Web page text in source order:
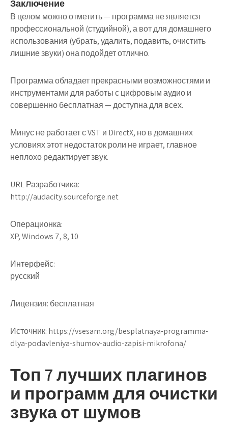
Заключение
В целом можно отметить — программа не является
профессиональной (студийной), а вот для домашнего
использования (убрать, удалить, подавить, очистить
лишние звуки) она подойдет отлично.
Программа обладает прекрасными возможностями и
инструментами для работы с цифровым аудио и
совершенно бесплатная — доступна для всех.
Минус не работает с VST и DirectX, но в домашних
условиях этот недостаток роли не играет, главное
неплохо редактирует звук.
URL Разработчика:
http://audacity.sourceforge.net
Операционка:
XP, Windows 7, 8, 10
Интерфейс:
русский
Лицензия: бесплатная
Источник: https://vsesam.org/besplatnaya-programma-
dlya-podavleniya-shumov-audio-zapisi-mikrofona/
Топ 7 лучших плагинов
и программ для очистки
звука от шумов